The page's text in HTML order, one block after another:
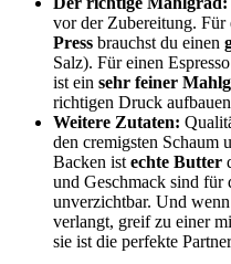
vor der Zubereitung. Für
Press brauchst du einen
Salz). Für einen
ist ein sehr feiner
richtigen Druck
Weitere Zutaten:
den cremigsten Schaum
Backen ist echte Butter
und Geschmack sind für
unverzichtbar. Und
verlangt, greif zu einer
sie ist die perfekte